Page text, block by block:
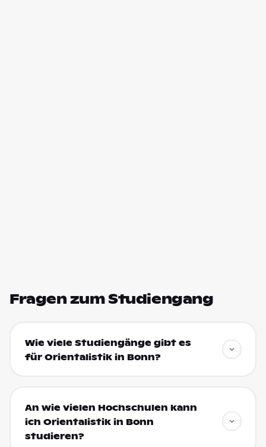
Fragen zum Studiengang
Wie viele Studiengänge gibt es
für Orientalistik in Bonn?
An wie vielen Hochschulen kann
ich Orientalistik in Bonn
studieren?